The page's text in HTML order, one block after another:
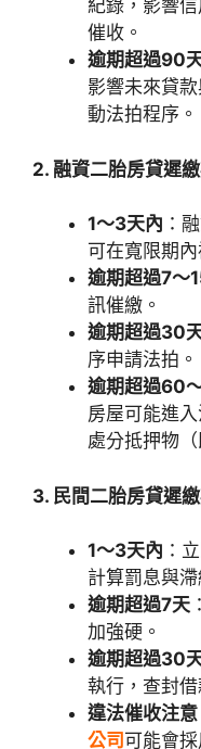
紀錄，影響
催收。
逾期超過90
影響未來貸
動法拍程序。
2. 融資二胎房貸遲
1～3天內 ：
可在寬限期
逾期超過7～
訊催繳。
逾期超過30
序申請法拍。
逾期超過60
房屋可能進
處分抵押物（
3. 民間二胎房貸遲
1～3天內 ：
計算罰息與滯
逾期超過7天
加強硬。
逾期超過30
執行，查封借
違法催收注意
公司 可能會採